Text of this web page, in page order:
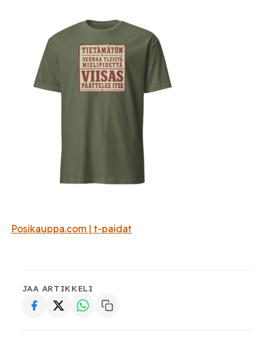
Posikauppa.com | t-paidat
JAA ARTIKKELI